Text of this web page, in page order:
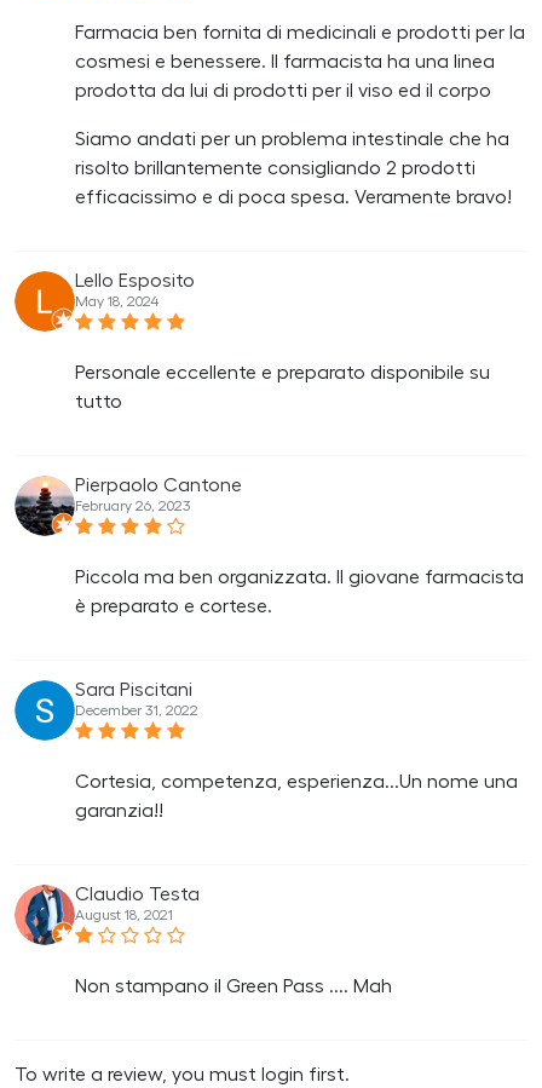
Farmacia ben fornita di medicinali e prodotti per la
cosmesi e benessere. Il farmacista ha una linea
prodotta da lui di prodotti per il viso ed il corpo
Siamo andati per un problema intestinale che ha
risolto brillantemente consigliando 2 prodotti
efficacissimo e di poca spesa. Veramente bravo!
Lello Esposito
May 18, 2024
Personale eccellente e preparato disponibile su
tutto
Pierpaolo Cantone
February 26, 2023
Piccola ma ben organizzata. Il giovane farmacista
è preparato e cortese.
Sara Piscitani
December 31, 2022
Cortesia, competenza, esperienza...Un nome una
garanzia!!
Claudio Testa
August 18, 2021
Non stampano il Green Pass .... Mah
To write a review, you must login first.